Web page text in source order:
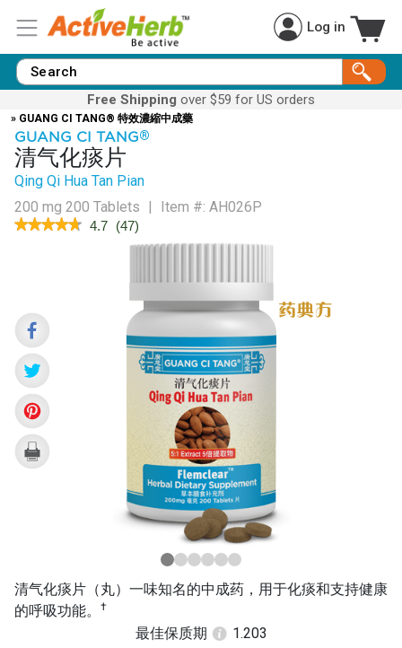
Log in
Free Shipping over $59 for US orders
» GUANG CI TANG® 特效濃縮中成藥
GUANG CI TANG®
清气化痰片
Qing Qi Hua Tan Pian
200 mg 200 Tablets | Item #: AH026P
★★★★★
★★★★★ 4.7 (47)
清气化痰片（丸）一味知名的中成药，用于化痰和支持健康
的呼吸功能。
†
最佳保质期 1.203